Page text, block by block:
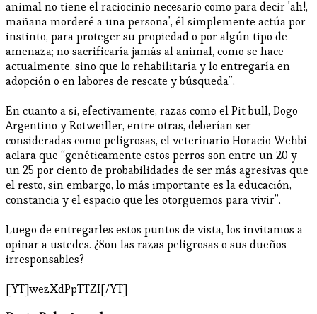
animal no tiene el raciocinio necesario como para decir 'ah!,
mañana morderé a una persona', él simplemente actúa por
instinto, para proteger su propiedad o por algún tipo de
amenaza; no sacrificaría jamás al animal, como se hace
actualmente, sino que lo rehabilitaría y lo entregaría en
adopción o en labores de rescate y búsqueda”.
En cuanto a si, efectivamente, razas como el Pit bull, Dogo
Argentino y Rotweiller, entre otras, deberían ser
consideradas como peligrosas, el veterinario Horacio Wehbi
aclara que “genéticamente estos perros son entre un 20 y
un 25 por ciento de probabilidades de ser más agresivas que
el resto, sin embargo, lo más importante es la educación,
constancia y el espacio que les otorguemos para vivir”.
Luego de entregarles estos puntos de vista, los invitamos a
opinar a ustedes. ¿Son las razas peligrosas o sus dueños
irresponsables?
[YT]wezXdPpTTZI[/YT]